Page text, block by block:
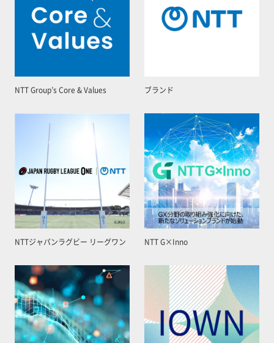
NTT Group’s Core & Values ブランド
NTTジャパンラグビー リーグワン NTT G×Inno